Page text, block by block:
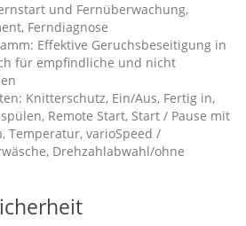
und Fernüberwachung,
Ferndiagnose
Effektive Geruchsbeseitigung in
für empfindliche und nicht
Knitterschutz, Ein/Aus, Fertig in,
Remote Start, Start / Pause mit
Temperatur, varioSpeed /
Drehzahlabwahl/ohne